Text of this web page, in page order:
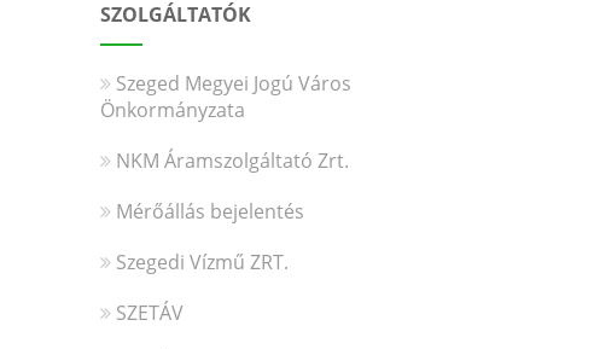
SZOLGÁLTATÓK
Szeged Megyei Jogú Város
Önkormányzata
NKM Áramszolgáltató Zrt.
Mérőállás bejelentés
Szegedi Vízmű ZRT.
SZETÁV